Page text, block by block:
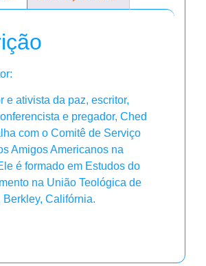
e ativista da paz, escritor,
e pregador, Ched
com o Comitê de Serviço
Amigos Americanos na
é formado em Estudos do
na União Teológica de
Berkley, Califórnia.